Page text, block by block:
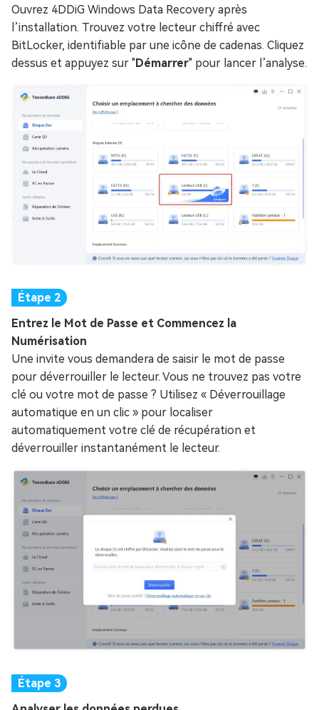
Ouvrez 4DDiG Windows Data Recovery après
l’installation. Trouvez votre lecteur chiffré avec
BitLocker, identifiable par une icône de cadenas. Cliquez
dessus et appuyez sur "Démarrer" pour lancer l’analyse.
Entrez le Mot de Passe et Commencez la
Numérisation
Une invite vous demandera de saisir le mot de passe
pour déverrouiller le lecteur. Vous ne trouvez pas votre
clé ou votre mot de passe ? Utilisez « Déverrouillage
automatique en un clic » pour localiser
automatiquement votre clé de récupération et
déverrouiller instantanément le lecteur.